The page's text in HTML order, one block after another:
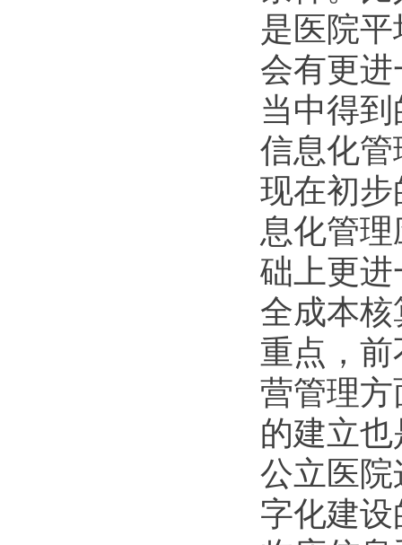
是医院
会有更
当中得
信息化
现在初
息化管
础上更
全成本
重点，
营管理
的建立
公立医
字化建